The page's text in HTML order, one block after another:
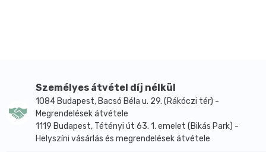
Szembe és nyálkahártyára ne kerüljön!
Száraz helyen, magas hőtől védve,
szobahőmérsékleten tárolandó.
A csomagolást mindig jól zárja vissza!
Személyes átvétel díj nélkül
1084 Budapest, Bacsó Béla u. 29. (Rákóczi tér) -
Megrendelések átvétele
1119 Budapest, Tétényi út 63. 1. emelet (Bikás Park) -
Helyszíni vásárlás és megrendelések átvétele